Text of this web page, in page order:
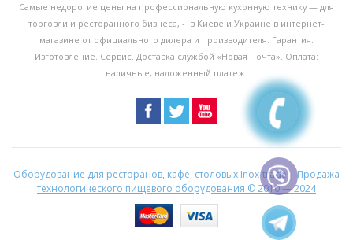
Самые недорогие цены на профессиональную кухонную технику — для
торговли и ресторанного бизнеса, - в Киеве и Украине в интернет-
магазине от официального дилера и производителя. Гарантия.
Изготовление. Сервис. Доставка службой «Новая Почта». Оплата:
наличные, наложенный платеж.
Оборудование для ресторанов, кафе, столовых Inox-trade | Продажа
технологического пищевого оборудования © 2010 — 2024